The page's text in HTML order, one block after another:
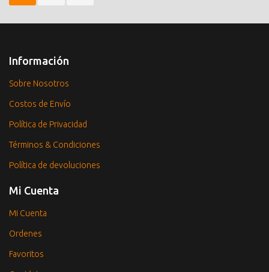
Información
Sobre Nosotros
Costos de Envío
Política de Privacidad
Términos & Condiciones
Política de devoluciones
Mi Cuenta
Mi Cuenta
Ordenes
Favoritos